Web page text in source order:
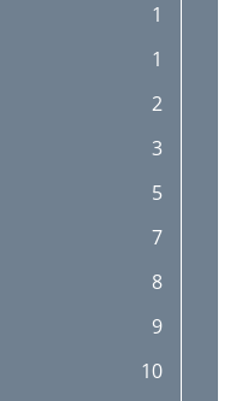
1
1
2
3
5
7
8
9
10